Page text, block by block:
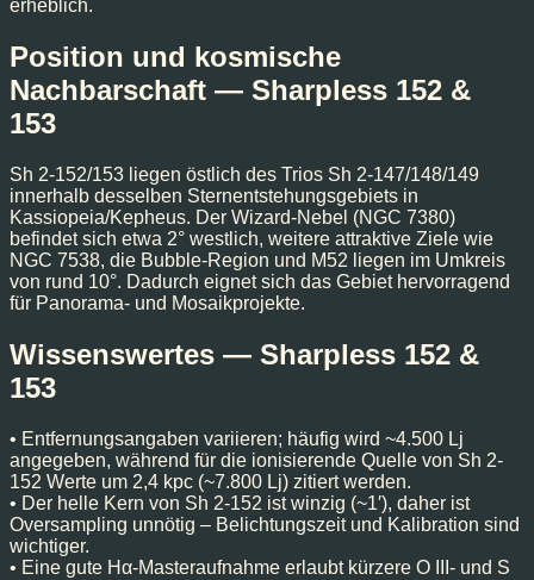
erheblich.
Position und kosmische
Nachbarschaft — Sharpless 152 &
153
Sh 2-152/153 liegen östlich des Trios Sh 2-147/148/149
innerhalb desselben Sternentstehungsgebiets in
Kassiopeia/Kepheus. Der Wizard-Nebel (NGC 7380)
befindet sich etwa 2° westlich, weitere attraktive Ziele wie
NGC 7538, die Bubble-Region und M52 liegen im Umkreis
von rund 10°. Dadurch eignet sich das Gebiet hervorragend
für Panorama- und Mosaikprojekte.
Wissenswertes — Sharpless 152 &
153
• Entfernungsangaben variieren; häufig wird ~4.500 Lj
angegeben, während für die ionisierende Quelle von Sh 2-
152 Werte um 2,4 kpc (~7.800 Lj) zitiert werden.
• Der helle Kern von Sh 2-152 ist winzig (~1′), daher ist
Oversampling unnötig – Belichtungszeit und Kalibration sind
wichtiger.
• Eine gute Hα-Masteraufnahme erlaubt kürzere O III- und S